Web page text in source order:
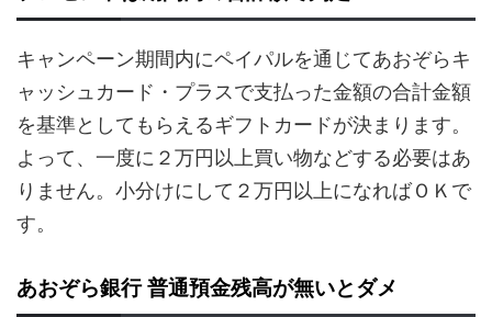
キャンペーン期間内にペイパルを通じてあおぞらキ
ャッシュカード・プラスで支払った金額の合計金額
を基準としてもらえるギフトカードが決まります。
よって、一度に２万円以上買い物などする必要はあ
りません。小分けにして２万円以上になればＯＫで
す。
あおぞら銀行 普通預金残高が無いとダメ